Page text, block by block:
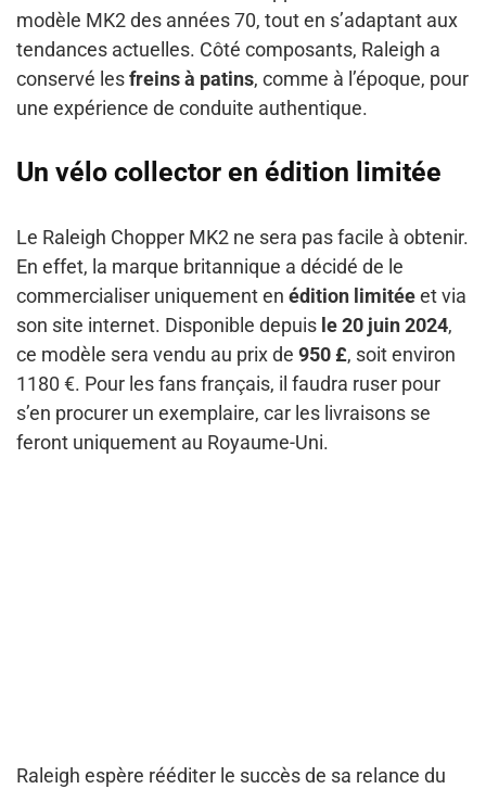
modèle MK2 des années 70, tout en s’adaptant aux
tendances actuelles. Côté composants, Raleigh a
conservé lesfreins à patins, comme à l’époque, pour
une expérience de conduite authentique.
Un vélo collector en édition limitée
Le Raleigh Chopper MK2 ne sera pas facile à obtenir.
En effet, la marque britannique a décidé de le
commercialiser uniquement en édition limitéeet via
son site internet. Disponible depuis le 20 juin 2024,
ce modèle sera vendu au prix de 950 £, soit environ
1180 €. Pour les fans français, il faudra ruser pour
s’en procurer un exemplaire, car les livraisons se
feront uniquement au Royaume-Uni.
Raleigh espère rééditer le succès de sa relance du